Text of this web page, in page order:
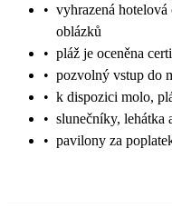
• vyhrazená
oblázků
• pláž je oceněna
• pozvolný vstup do
• k dispozici molo,
• slunečníky, lehátka
• pavilony za